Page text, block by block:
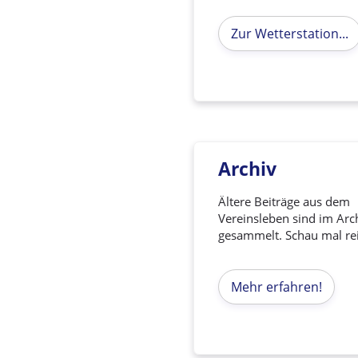
Zur Wetterstation...
Archiv
Ältere Beiträge aus dem
Vereinsleben sind im
gesammelt. Schau mal
Mehr erfahren!